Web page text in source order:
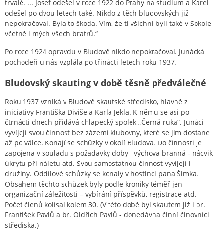
trvalé. ... Josef odešel v roce 1922 do Prahy na studium a Karel
odešel po dvou letech také. Nikdo z těch bludovských již
nepokračoval. Byla to škoda. Vím, že ti všichni byli také v Sokole
včetně i mých všech bratrů.“
Po roce 1924 opravdu v Bludově nikdo nepokračoval. Junácká
pochodeň u nás vzplála po třinácti letech roku 1937.
Bludovský skauting v době těsně předválečné
Roku 1937 vzniká v Bludově skautské středisko, hlavně z
iniciativy Františka Diviše a Karla Jekla. K němu se asi po
čtrnácti dnech přidává chlapecký spolek „Černá ruka“. Junáci
vyvíjejí svou činnost bez zázemí klubovny, které se jim dostane
až po válce. Konají se schůzky v okolí Bludova. Do činnosti je
zapojena v souladu s požadavky doby i výchova branná - nácvik
úkrytu při náletu atd. Svou samostatnou činnost vyvíjejí i
družiny. Oddílové schůzky se konaly v hostinci pana Šimka.
Obsahem těchto schůzek byly podle kroniky téměř jen
organizační záležitosti – vybírání příspěvků, registrace atd.
Počet členů kolísal kolem 30. (V této době byl skautem již i br.
František Pavlů a br. Oldřich Pavlů - donedávna činní činovníci
střediska.)